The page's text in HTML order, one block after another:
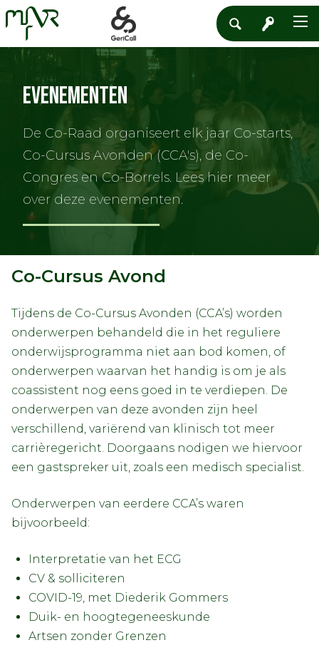
Evenementen
De Co-Raad organiseert elk jaar Co-starts,
Co-Cursus Avonden (CCA's), de Co-
Congres en Co-Borrels. Lees hier meer
over deze evenementen.
Co-Cursus Avond
Tijdens de Co-Cursus Avonden (CCA’s) worden
onderwerpen behandeld die in het reguliere
onderwijsprogramma niet aan bod komen, of
onderwerpen waarvan het handig is om je als
coassistent nog eens goed in te verdiepen. De
onderwerpen van deze avonden zijn heel
verschillend, variërend van klinisch tot meer
carrièregericht. Doorgaans nodigen we hiervoor
een gastspreker uit, zoals een medisch specialist.
Onderwerpen van eerdere CCA’s waren
bijvoorbeeld:
Interpretatie van het ECG
CV & solliciteren
COVID-19, met Diederik Gommers
Duik- en hoogtegeneeskunde
Artsen zonder Grenzen